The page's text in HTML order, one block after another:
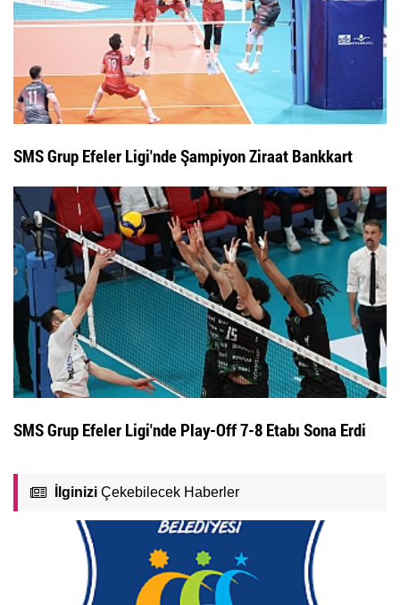
SMS Grup Efeler Ligi'nde Şampiyon Ziraat Bankkart
SMS Grup Efeler Ligi'nde Play-Off 7-8 Etabı Sona Erdi
İlginizi Çekebilecek Haberler